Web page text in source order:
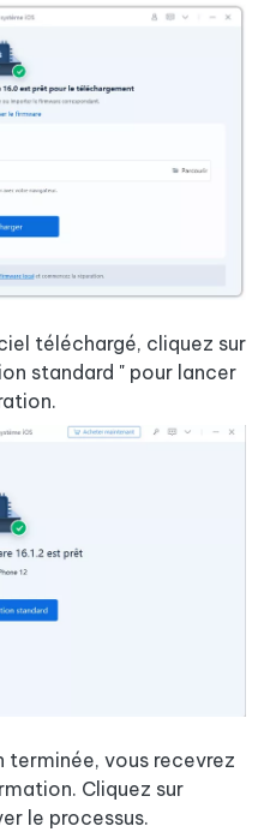
téléchargé, cliquez sur
standard " pour lancer
terminée, vous recevrez
Cliquez sur
le processus.